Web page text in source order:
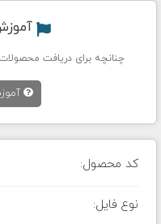
چنانچه برای دریافت
کد محصول:
نوع فایل: